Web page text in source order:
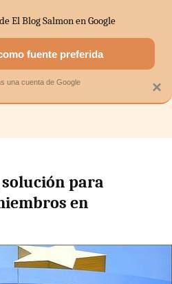
MERCADOS
para
en
×
El Blog Salmon en Google
fuente preferida
una cuenta de Google